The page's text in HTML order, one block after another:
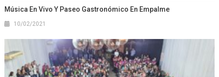
Música En Vivo Y Paseo Gastronómico En Empalme
10/02/2021